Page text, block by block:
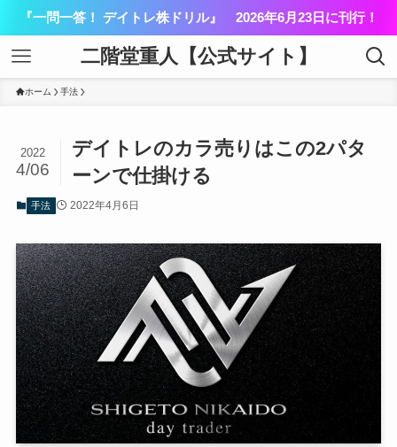
『一問一答！ デイトレ株ドリル』 2026年6月23日に刊行！
二階堂重人【公式サイト】
ホーム 手法
デイトレのカラ売りはこの2パタ
ーンで仕掛ける
2022
4/06
手法 2022年4月6日